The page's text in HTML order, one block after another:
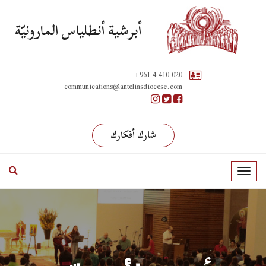
أبرشية أنطلياس المارونيّة
+961 4 410 020
communications@anteliasdiocese.com
شارك أفكارك
T
o
g
l
e
n